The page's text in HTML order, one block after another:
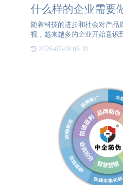
什么样的企业需要
随着科技的进步和社会对产品
视，越来越多的企业开始意识
体系的重要性。那么，究竟哪
追溯呢？首先，涉及食品安全
2026-07-08 06:39